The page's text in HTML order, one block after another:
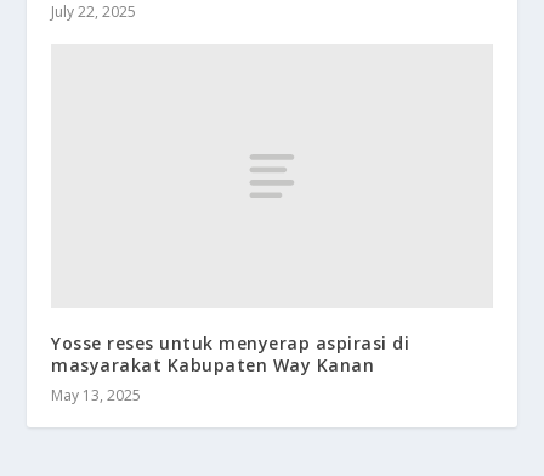
July 22, 2025
Yosse reses untuk menyerap aspirasi di
masyarakat Kabupaten Way Kanan
May 13, 2025